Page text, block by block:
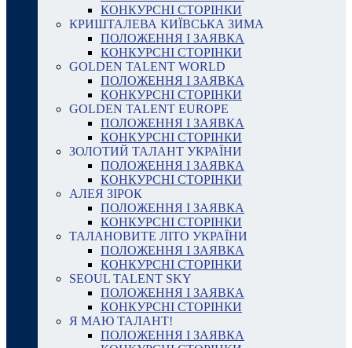
КОНКУРСНІ СТОРІНКИ
КРИШТАЛЕВА КИЇВСЬКА ЗИМА
ПОЛОЖЕННЯ І ЗАЯВКА
КОНКУРСНІ СТОРІНКИ
GOLDEN TALENT WORLD
ПОЛОЖЕННЯ І ЗАЯВКА
КОНКУРСНІ СТОРІНКИ
GOLDEN TALENT EUROPE
ПОЛОЖЕННЯ І ЗАЯВКА
КОНКУРСНІ СТОРІНКИ
ЗОЛОТИЙ ТАЛАНТ УКРАЇНИ
ПОЛОЖЕННЯ І ЗАЯВКА
КОНКУРСНІ СТОРІНКИ
АЛЕЯ ЗІРОК
ПОЛОЖЕННЯ І ЗАЯВКА
КОНКУРСНІ СТОРІНКИ
ТАЛАНОВИТЕ ЛІТО УКРАЇНИ
ПОЛОЖЕННЯ І ЗАЯВКА
КОНКУРСНІ СТОРІНКИ
SEOUL TALENT SKY
ПОЛОЖЕННЯ І ЗАЯВКА
КОНКУРСНІ СТОРІНКИ
Я МАЮ ТАЛАНТ!
ПОЛОЖЕННЯ І ЗАЯВКА